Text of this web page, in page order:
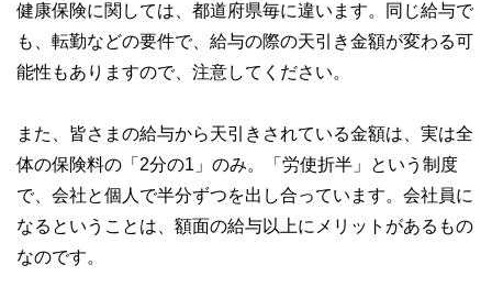
健康保険に関しては、都道府県毎に違います。同じ給与で
も、転勤などの要件で、給与の際の天引き金額が変わる可
能性もありますので、注意してください。
また、皆さまの給与から天引きされている金額は、実は全
体の保険料の「2分の1」のみ。「労使折半」という制度
で、会社と個人で半分ずつを出し合っています。会社員に
なるということは、額面の給与以上にメリットがあるもの
なのです。